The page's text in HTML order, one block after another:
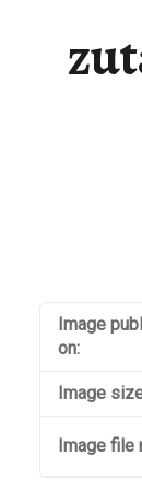
Image
on:
Image
Image file